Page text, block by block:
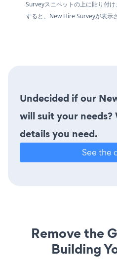
Surveyスニペットの上に貼り付
すると、New Hire Surveyが表示
Undecided if our
will suit your needs?
details you need.
See the
Remove the
Building